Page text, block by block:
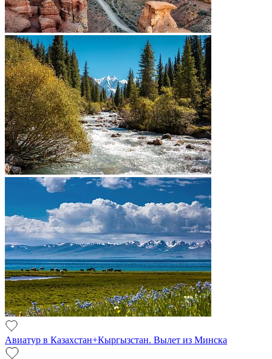
Авиатур в Казахстан+Кыргызстан. Вылет из Минска